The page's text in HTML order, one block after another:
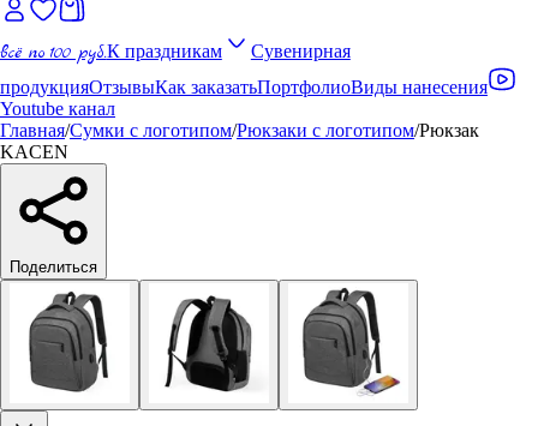
всё по 100 руб.К праздникам
Сувенирная
продукцияОтзывыКак заказатьПортфолиоВиды нанесения
Youtube канал
Главная/Сумки с логотипом/Рюкзаки с логотипом/Рюкзак
KACEN
Поделиться